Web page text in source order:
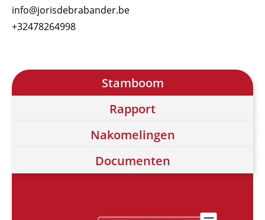
info@jorisdebrabander.be
+32478264998
Stamboom
Rapport
Nakomelingen
Documenten